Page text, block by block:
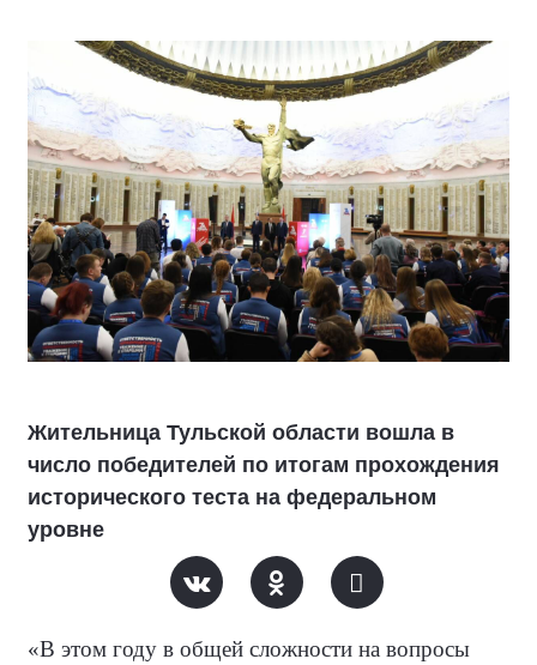
Жительница Тульской области вошла в
число победителей по итогам прохождения
исторического теста на федеральном
уровне
«В этом году в общей сложности на вопросы